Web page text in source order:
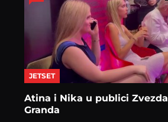
JETSET
Atina i Nika u publici Zvezda
Granda